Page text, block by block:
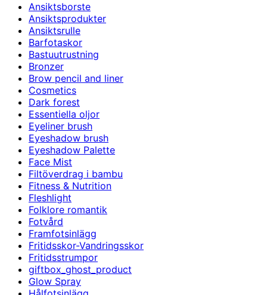
Ansiktsborste
Ansiktsprodukter
Ansiktsrulle
Barfotaskor
Bastuutrustning
Bronzer
Brow pencil and liner
Cosmetics
Dark forest
Essentiella oljor
Eyeliner brush
Eyeshadow brush
Eyeshadow Palette
Face Mist
Filtöverdrag i bambu
Fitness & Nutrition
Fleshlight
Folklore romantik
Fotvård
Framfotsinlägg
Fritidsskor-Vandringsskor
Fritidsstrumpor
giftbox_ghost_product
Glow Spray